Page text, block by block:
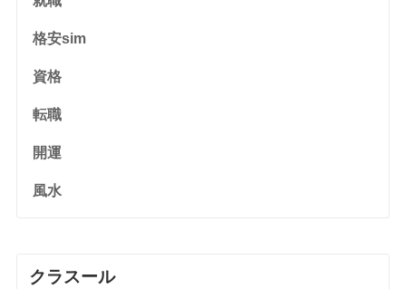
格安sim
資格
転職
開運
風水
クラスール